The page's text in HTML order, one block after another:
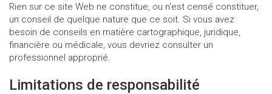
Rien sur ce site Web ne constitue, ou n'est censé constituer,
un conseil de quelque nature que ce soit. Si vous avez
besoin de conseils en matière cartographique, juridique,
financière ou médicale, vous devriez consulter un
professionnel approprié.
Limitations de responsabilité